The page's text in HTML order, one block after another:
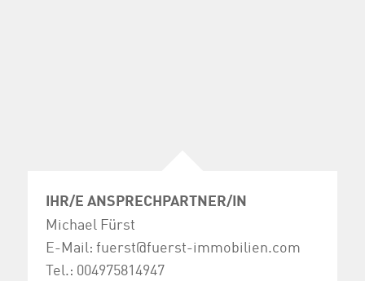
IHR/E ANSPRECHPARTNER/IN
Michael Fürst
E-Mail:fuerst@fuerst-immobilien.com
Tel.: 004975814947